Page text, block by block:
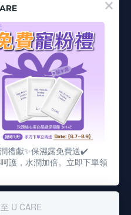
們
233
定假日除外)
@ucare
美麗粉專
大道二段312號3樓
禮獻✨保濕露免費送✔️
護，水潤加倍。立即下單領
U CARE